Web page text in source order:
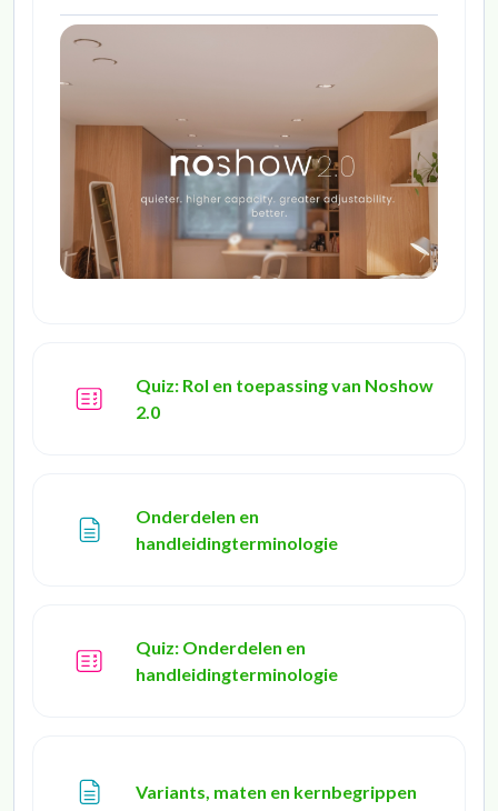
Quiz: Rol en toepassing van Noshow
2.0
Onderdelen en
handleidingterminologiePage
Quiz: Onderdelen en
handleidingterminologie
Variants, maten en kernbegrippen